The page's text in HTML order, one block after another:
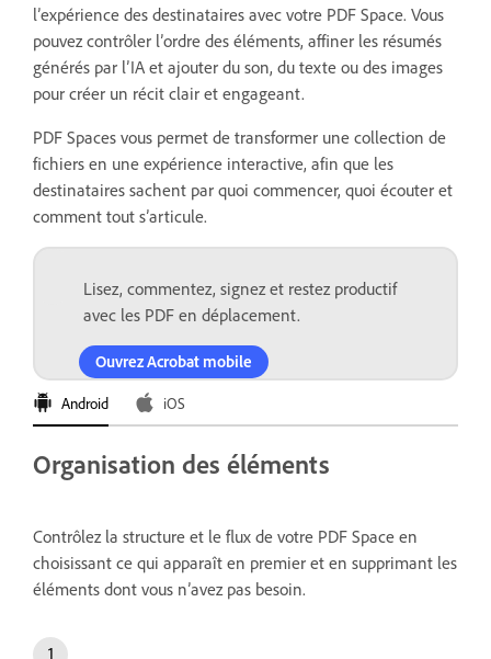
l’expérience des destinataires avec votre PDF Space. Vous
pouvez contrôler l’ordre des éléments, affiner les résumés
générés par l’IA et ajouter du son, du texte ou des images
pour créer un récit clair et engageant.
PDF Spaces vous permet de transformer une collection de
fichiers en une expérience interactive, afin que les
destinataires sachent par quoi commencer, quoi écouter et
comment tout s’articule.
Lisez, commentez, signez et restez productif
avec les PDF en déplacement.
Ouvrez Acrobat mobile
Android iOS
Organisation des éléments
Contrôlez la structure et le flux de votre PDF Space en
choisissant ce qui apparaît en premier et en supprimant les
éléments dont vous n’avez pas besoin.